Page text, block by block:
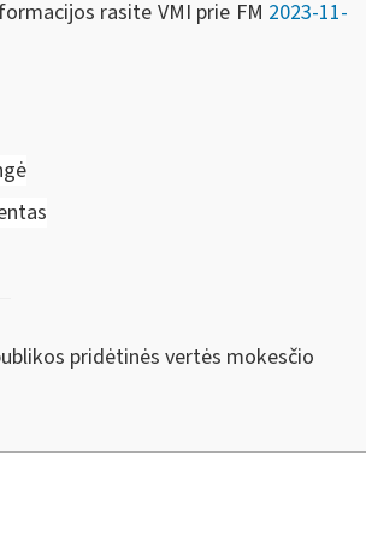
rasite VMI prie FM 2023-11-
pridėtinės vertės mokesčio